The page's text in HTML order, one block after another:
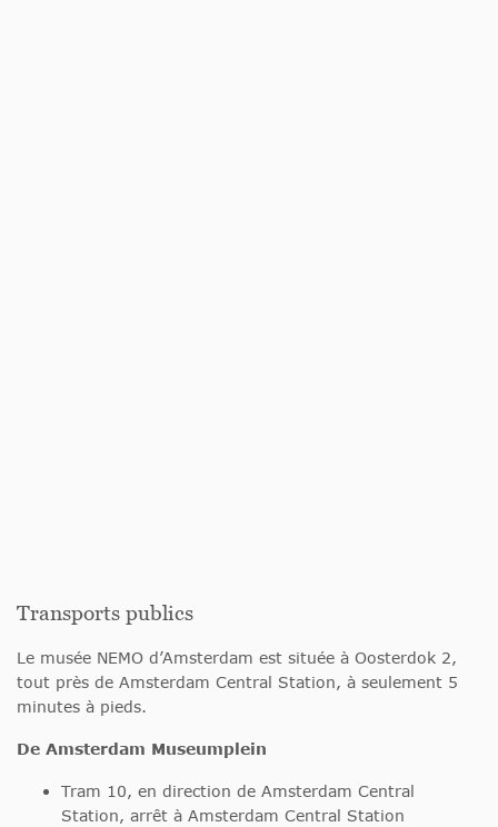
Transports publics
Le musée NEMO d’Amsterdam est située à Oosterdok 2,
tout près de Amsterdam Central Station, à seulement 5
minutes à pieds.
De Amsterdam Museumplein
Tram 10, en direction de Amsterdam Central
Station, arrêt à Amsterdam Central Station